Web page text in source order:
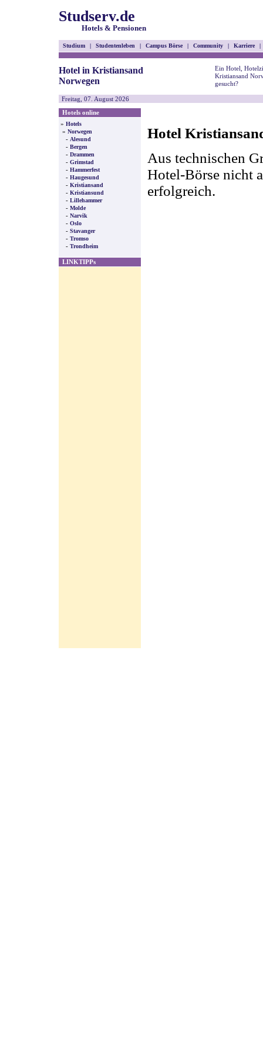
Studserv.de
Hotels & Pensionen
Studium | Studentenleben | Campus Börse | Community | Karriere |
Hotel in Kristiansand
Norwegen
Ein Hotel,
Kristiansand
gesucht?
Freitag, 07. August 2026
Hotels online
» Hotels
» Norwegen
- Alesund
- Bergen
- Drammen
- Grimstad
- Hammerfest
- Haugesund
- Kristiansand
- Kristiansund
- Lillehammer
- Molde
- Narvik
- Oslo
- Stavanger
- Tromso
- Trondheim
LINKTIPPs
Hotel
Aus technischen
Hotel-Börse nicht
erfolgreich.